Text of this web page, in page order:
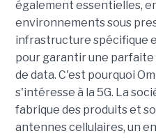
également essentielles,
environnements sous
infrastructure spécifique
pour garantir une
de data. C'est pourquoi
s'intéresse à la 5G. La
fabrique des produits et
antennes cellulaires, un